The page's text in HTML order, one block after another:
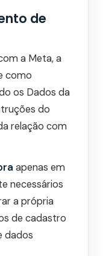
de
a Meta, a
como
os Dados da
do
relação com
apenas em
necessários
a própria
de cadastro
dados